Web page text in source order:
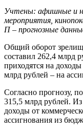
Учтены: афишные и
мероприятия,
П – прогнозные
Общий оборот
составил 262,4 млрд
приходятся на
млрд рублей – на
Согласно прогнозу,
315,5 млрд рублей.
доходы от
ассигнования из